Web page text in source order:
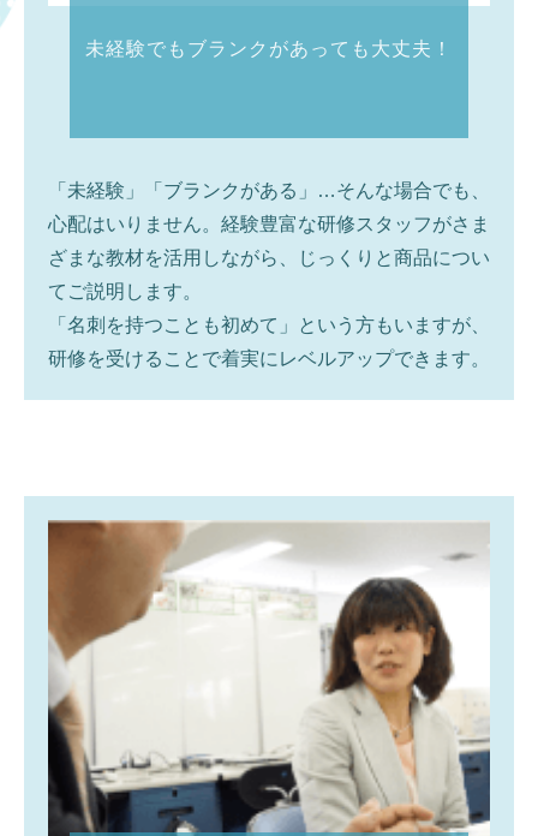
未経験でもブランクがあっても大丈夫！
「未経験」「ブランクがある」…そんな場合でも、
心配はいりません。経験豊富な研修スタッフがさま
ざまな教材を活用しながら、じっくりと商品につい
てご説明します。
「名刺を持つことも初めて」という方もいますが、
研修を受けることで着実にレベルアップできます。